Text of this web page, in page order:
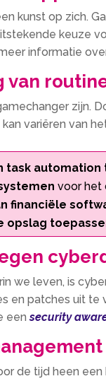
kunst op zich.
keuze
informatie
van
zijn.
variëren van
task automation
voor het
financiële
opslag
we leven, is
en patches uit te
eensecurity
de tijd heen